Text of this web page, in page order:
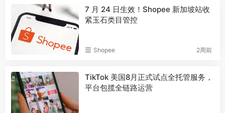
7 月 24 日生效！Shopee 新加坡站收
紧玉石类目管控
Shopee 2周前
TikTok 美国8月正式试点全托管服务，
平台包揽全链路运营